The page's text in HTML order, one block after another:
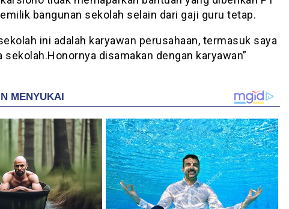
bangunan sekolah selain dari gaji guru tetap.
ini adalah karyawan perusahaan, termasuk saya
sekolah.Honornya disamakan dengan karyawan”